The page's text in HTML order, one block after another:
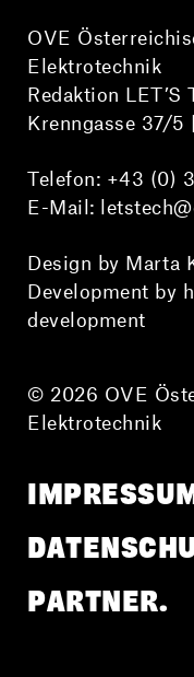
OVE
Elektrotechnik
Redaktion LET’S
Krenngasse 37/5
Telefon: +43 (0)
E-Mail:
Design by Marta
Development by
development
© 2026 OVE
Elektrotechnik
PARTNER.